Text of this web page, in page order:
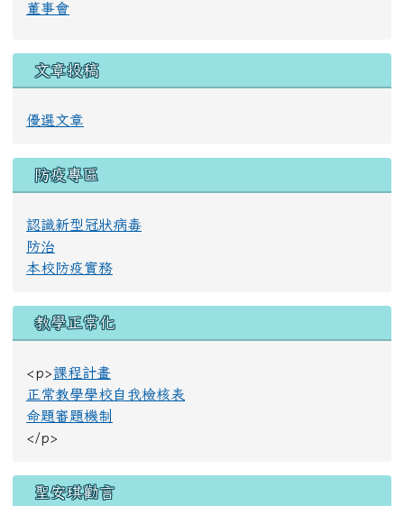
董事會
文章投稿
優選文章
防疫專區
認識新型冠狀病毒
防治
本校防疫實務
教學正常化
<p>課程計畫
正常教學學校自我檢核表
命題審題機制
</p>
聖安琪勸言